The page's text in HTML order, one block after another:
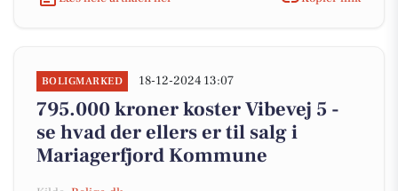
BOLIGMARKED 18-12-2024 13:07
795.000 kroner koster Vibevej 5 -
se hvad der ellers er til salg i
Mariagerfjord Kommune